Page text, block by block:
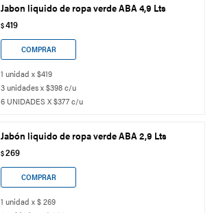
Jabon liquido de ropa verde ABA 4,9 Lts
$419
1 unidad x $419
3 unidades x $398 c/u
6 UNIDADES X $377 c/u
Jabón liquido de ropa verde ABA 2,9 Lts
$269
1 unidad x $ 269